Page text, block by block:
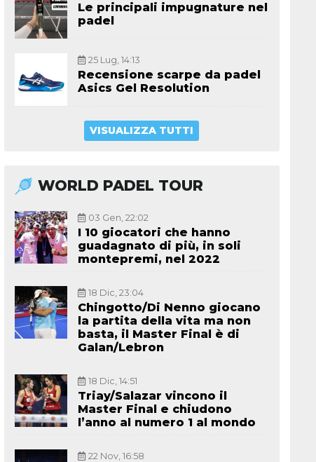
Le principali impugnature nel
padel
25 Lug, 14:13
Recensione scarpe da padel
Asics Gel Resolution
VISUALIZZA TUTTI
WORLD PADEL TOUR
03 Gen, 22:02
I 10 giocatori che hanno
guadagnato di più, in soli
montepremi, nel 2022
18 Dic, 23:04
Chingotto/Di Nenno giocano
la partita della vita ma non
basta, il Master Final è di
Galan/Lebron
18 Dic, 14:51
Triay/Salazar vincono il
Master Final e chiudono
l’anno al numero 1 al mondo
22 Nov, 16:58